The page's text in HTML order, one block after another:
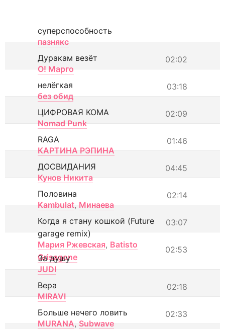
суперспособность
пазнякс
02:02
Дуракам везёт
О! Марго
03:18
нелёгкая
без обид
02:09
ЦИФРОВАЯ КОМА
Nomad Punk
01:46
RAGA
КАРТИНА РЭПИНА
04:45
ДОСВИДАНИЯ
Кунов Никита
02:14
Половина
Kambulat, Минаева
03:07
Когда я стану кошкой (Future
garage remix)
Мария Ржевская, Batisto
Grisagone
02:53
За душу
JUDI
02:18
Вера
MIRAVI
02:33
Больше нечего ловить
MURANA, Subwave